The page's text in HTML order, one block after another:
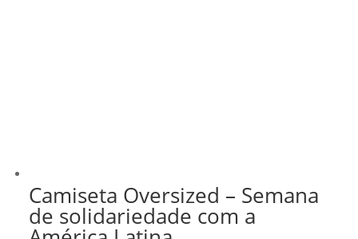
Camiseta Oversized – Semana
de solidariedade com a